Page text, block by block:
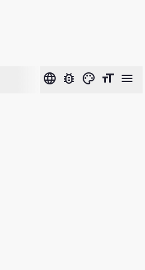
language bug_report color_lens format_size menu